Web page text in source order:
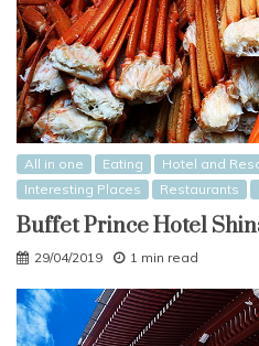
All in one Eating Hotel and
Interesting Places
Restaurants
Buffet Prince Hotel
29/04/2019 1 min read